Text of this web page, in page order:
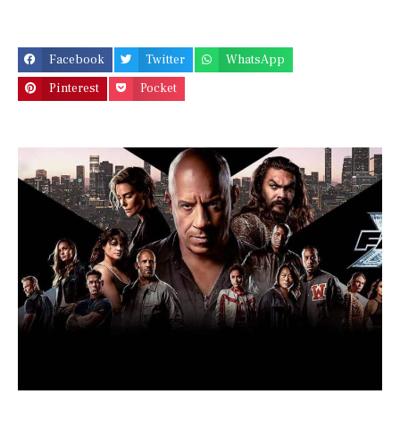
Facebook Twitter
WhatsApp
Pinterest
Pocket